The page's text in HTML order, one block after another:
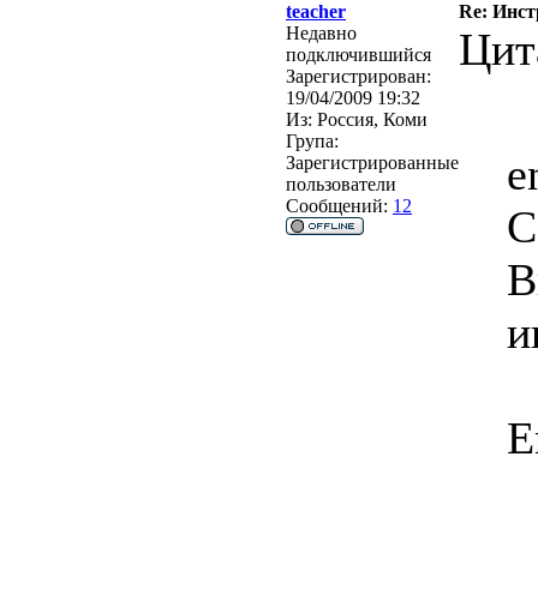
teacher
Re:
Недавно
подключившийся
Зарегистрирован:
19/04/2009 19:32
Из: Россия, Коми
Група:
Зарегистрированные
пользователи
Сообщений: 12